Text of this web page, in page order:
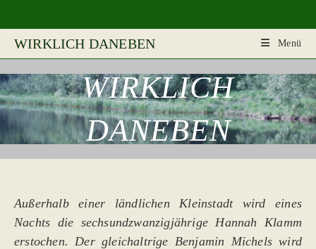
WIRKLICH DANEBEN Menü
WIRKLICH
DANEBEN
Außerhalb einer ländlichen Kleinstadt wird eines
Nachts die sechsundzwanzigjährige Hannah Klamm
erstochen. Der gleichaltrige Benjamin Michels wird